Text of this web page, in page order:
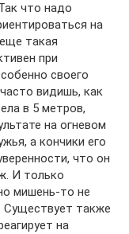
что надо
на
такая
при
своего
видишь, как
в 5 метров,
на огневом
а кончики его
что он
И только
мишень-то не
Существует также
на